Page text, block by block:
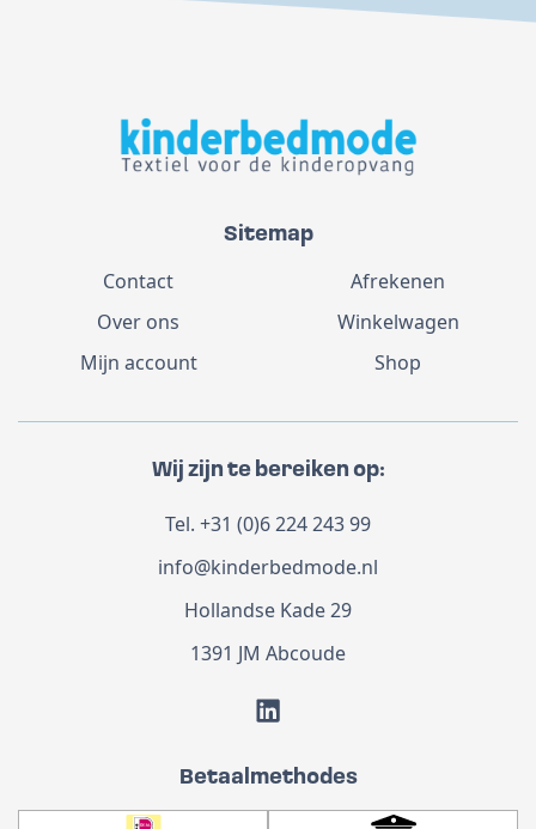
Sitemap
Contact
Over ons
Mijn account
Afrekenen
Winkelwagen
Shop
Wij zijn te bereiken op:
Tel. +31 (0)6 224 243 99
info@kinderbedmode.nl
Hollandse Kade 29
1391 JM Abcoude
Betaalmethodes